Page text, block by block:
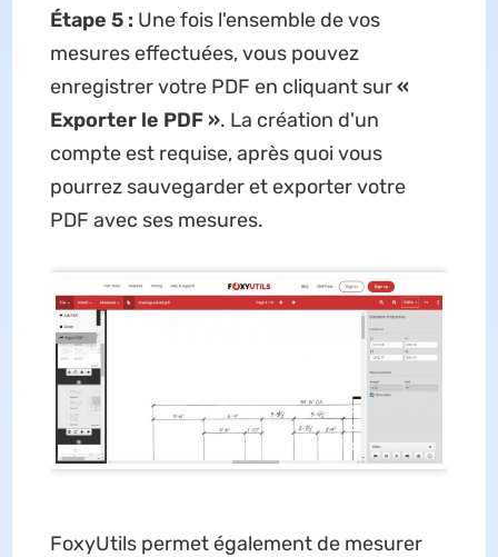
Étape 5 : Une fois l'ensemble de vos
mesures effectuées, vous pouvez
enregistrer votre PDF en cliquant sur«
Exporter le PDF ». La création d'un
compte est requise, après quoi vous
pourrez sauvegarder et exporter votre
PDF avec ses mesures.
FoxyUtils permet également de mesurer